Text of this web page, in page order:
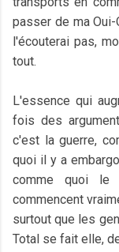
passer de ma
l'écouterai pas,
tout.
L'essence qui
fois des
c'est la guerre,
quoi il y a
comme quoi le
commencent
surtout que les
Total se fait elle,